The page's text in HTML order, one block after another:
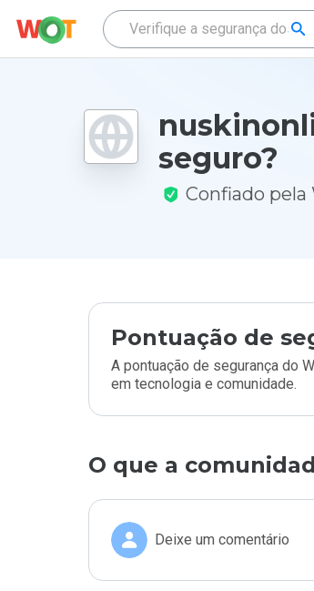
seguro?
Confiado pela
Pontuação de
A pontuação de segurança do
em tecnologia e comunidade.
O que a
Deixe um comentário